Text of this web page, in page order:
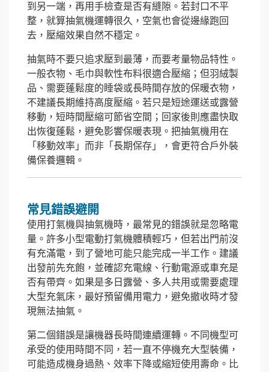
到另一端，再用手檢查是否有縫隙。若封口不平
整，就算抽氣機運轉很久，空氣也會從邊緣跑回
去，壓縮效果自然不穩定。
抽氣時不要只追求壓到最薄，而要考量物品特性。
一般衣物、毛巾與軟性布料很適合壓縮；但羽絨製
品、需要蓬鬆度的睡袋或長時間存放的保暖衣物，
不建議長期維持高度壓縮。若只是短途運送或露營
移動，短時間壓縮可節省空間；回家後則應盡快取
出恢復蓬鬆，避免影響保暖表現。把抽氣機用在
「移動效率」而非「長期保存」，會更符合戶外裝
備保養邏輯。
常見錯誤避開
使用打氣機與抽氣機時，最常見的錯誤就是忽略電
量。許多小型電動打氣機體積輕巧，但若出門前沒
有充滿電，到了營地可能只能完成一半工作。建議
出發前先充飽，並確認充電線、行動電源或車充是
否有帶齊。如果是多日露營、多人共用或需要處理
大型充氣床，最好預留備用電力，避免撤收時才發
現無法抽氣。
第二個錯誤是讓機器長時間連續運轉。不同機型可
承受的使用時間不同，若一直不停機充大型裝備，
可能造成機身過熱、效率下降或縮短使用壽命。比